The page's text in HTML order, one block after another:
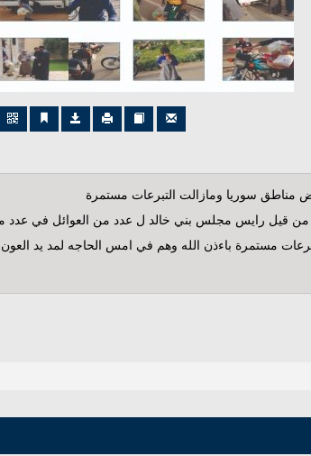
مناطق سوريا ومازالت التبرعات مستمرة
التبرعات مستمرة باءذن الله وهم في امس الحاجه